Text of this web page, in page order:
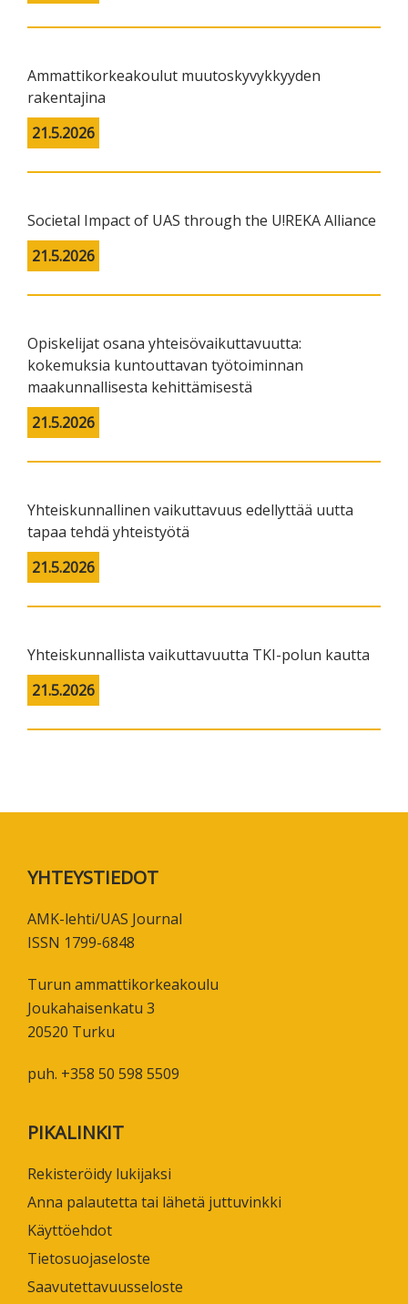
Ammattikorkeakoulut muutoskyvykkyyden
rakentajina
21.5.2026
Societal Impact of UAS through the U!REKA Alliance
21.5.2026
Opiskelijat osana yhteisövaikuttavuutta:
kokemuksia kuntouttavan työtoiminnan
maakunnallisesta kehittämisestä
21.5.2026
Yhteiskunnallinen vaikuttavuus edellyttää uutta
tapaa tehdä yhteistyötä
21.5.2026
Yhteiskunnallista vaikuttavuutta TKI-polun kautta
21.5.2026
Footer
YHTEYSTIEDOT
AMK-lehti/UAS Journal
ISSN 1799-6848
Turun ammattikorkeakoulu
Joukahaisenkatu 3
20520 Turku
puh. +358 50 598 5509
PIKALINKIT
Rekisteröidy lukijaksi
Anna palautetta tai lähetä juttuvinkki
Käyttöehdot
Tietosuojaseloste
Saavutettavuusseloste